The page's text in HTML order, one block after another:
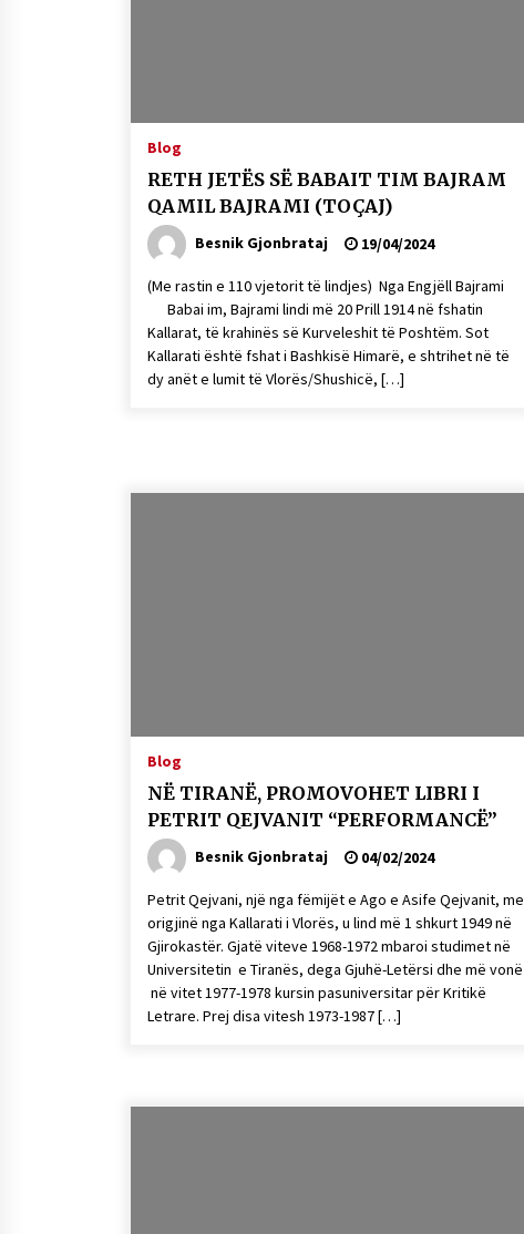
KALLARATI NË AKSIONET
KOMBËTARE PËR RINDËRTIMIN E
VENDIT – NGA ÇIZE XHAFERAJ
22/09/2025
Blog
RETH JETËS SË BABAIT TIM BAJRAM
QAMIL BAJRAMI (TOÇAJ)
Besnik Gjonbrataj 19/04/2024
(Me rastin e 110 vjetorit të lindjes) Nga Engjëll Bajrami
Babai im, Bajrami lindi më 20 Prill 1914 në fshatin
Kallarat, të krahinës së Kurveleshit të Poshtëm. Sot
Kallarati është fshat i Bashkisë Himarë, e shtrihet në të
dy anët e lumit të Vlorës/Shushicë, […]
Blog
NË TIRANË, PROMOVOHET LIBRI I
PETRIT QEJVANIT “PERFORMANCË”
Besnik Gjonbrataj 04/02/2024
Petrit Qejvani, një nga fëmijët e Ago e Asife Qejvanit, me
origjinë nga Kallarati i Vlorës, u lind më 1 shkurt 1949 në
Gjirokastër. Gjatë viteve 1968-1972 mbaroi studimet në
Universitetin e Tiranës, dega Gjuhë-Letërsi dhe më vonë
në vitet 1977-1978 kursin pasuniversitar për Kritikë
Letrare. Prej disa vitesh 1973-1987 […]